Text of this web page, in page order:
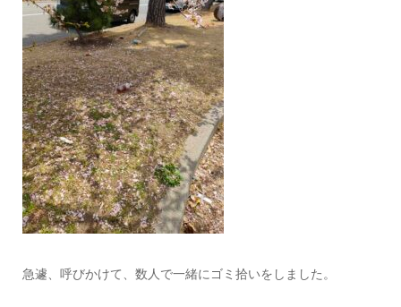
急遽、呼びかけて、数人で一緒にゴミ拾いをしました。